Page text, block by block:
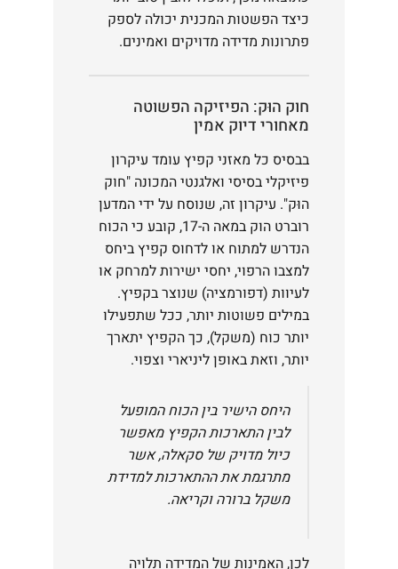
כיצד הפשטות המכנית יכולה לספק
פתרונות מדידה מדויקים ואמינים.
חוק הוּק: הפיזיקה הפשוטה
מאחורי דיוק אמין
בבסיס כל מאזני קפיץ עומד עיקרון
פיזיקלי בסיסי ואלגנטי המכונה "חוק
הוּק". עיקרון זה, שנוסח על ידי המדען
רוברט הוק במאה ה-17, קובע כי הכוח
הנדרש למתוח או לדחוס קפיץ ביחס
למצבו הרפוי, יחסי ישירות למרחק או
לעיוות (דפורמציה) שנוצר בקפיץ.
במילים פשוטות יותר, ככל שתפעילו
יותר כוח (משקל), כך הקפיץ יתארך
יותר, וזאת באופן ליניארי וצפוי.
היחס הישיר בין הכוח המופעל
לבין התארכות הקפיץ מאפשר
כיול מדויק של סקאלה, אשר
מתרגמת את ההתארכות למדידת
משקל ברורה וקריאה.
לכן, האמינות של המדידה תלויה